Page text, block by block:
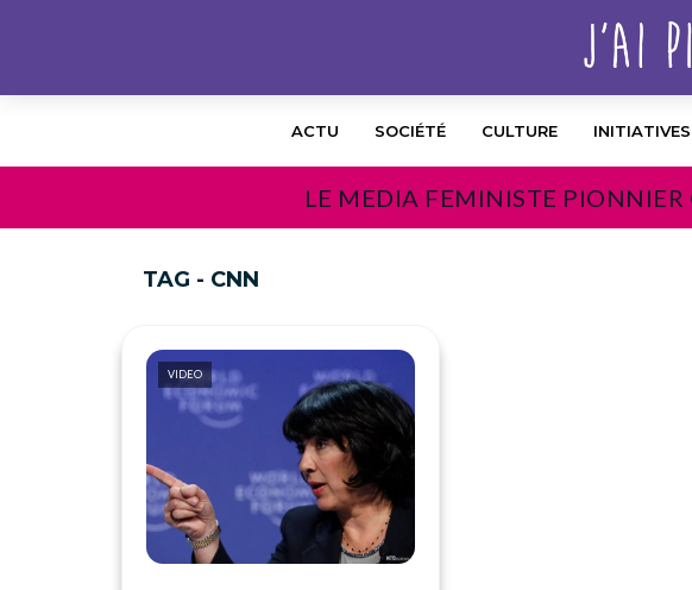
ACTU SOCIÉTÉ CULTURE INITIATIVES
LE MEDIA FEMINISTE PIONNIER
TAG - CNN
VIDEO